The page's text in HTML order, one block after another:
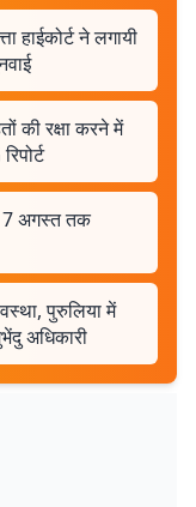
हाईकोर्ट ने लगायी
की रक्षा करने में
7 अगस्त तक
पुरुलिया में
अधिकारी